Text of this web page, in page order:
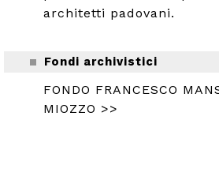
architetti padovani.
Fondi archivistici
FONDO FRANCESCO
MIOZZO >>